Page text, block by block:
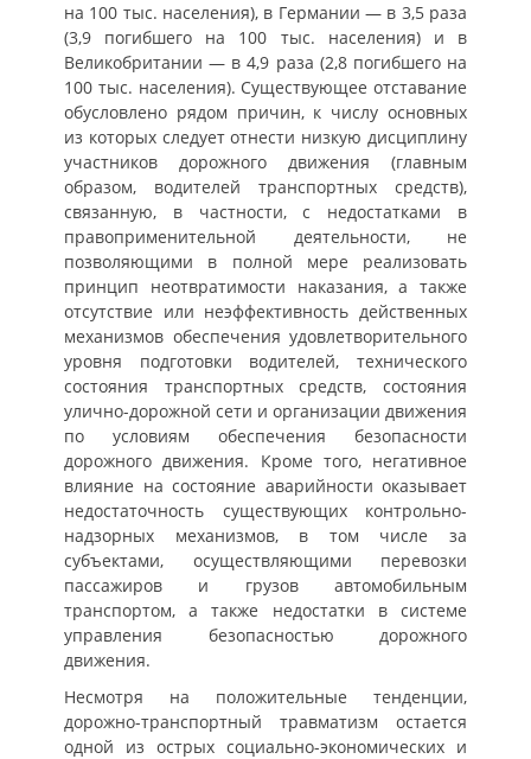
на 100 тыс. населения), в Германии — в 3,5 раза
(3,9 погибшего на 100 тыс. населения) и в
Великобритании — в 4,9 раза (2,8 погибшего на
100 тыс. населения). Существующее отставание
обусловлено рядом причин, к числу основных
из которых следует отнести низкую дисциплину
участников дорожного движения (главным
образом, водителей транспортных средств),
связанную, в частности, с недостатками в
правоприменительной деятельности, не
позволяющими в полной мере реализовать
принцип неотвратимости наказания, а также
отсутствие или неэффективность действенных
механизмов обеспечения удовлетворительного
уровня подготовки водителей, технического
состояния транспортных средств, состояния
улично-дорожной сети и организации движения
по условиям обеспечения безопасности
дорожного движения. Кроме того, негативное
влияние на состояние аварийности оказывает
недостаточность существующих контрольно-
надзорных механизмов, в том числе за
субъектами, осуществляющими перевозки
пассажиров и грузов автомобильным
транспортом, а также недостатки в системе
управления безопасностью дорожного
движения.
Несмотря на положительные тенденции,
дорожно-транспортный травматизм остается
одной из острых социально-экономических и